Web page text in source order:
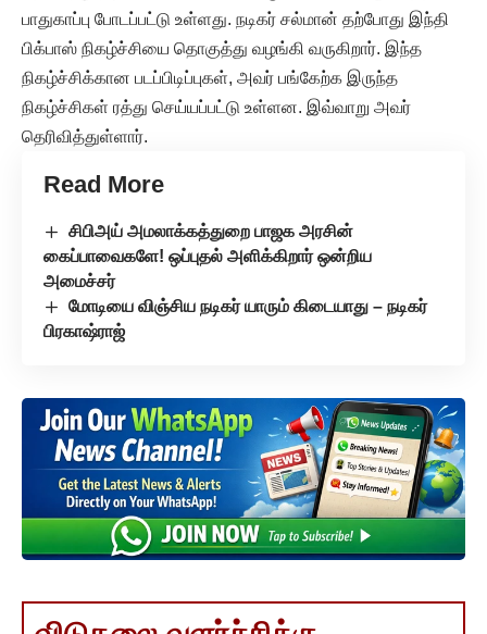
பாதுகாப்பு போடப்பட்டு உள்ளது. நடிகர் சல்மான் தற்போது இந்தி
பிக்பாஸ் நிகழ்ச்சியை தொகுத்து வழங்கி வருகிறார். இந்த
நிகழ்ச்சிக்கான படப்பிடிப்புகள், அவர் பங்கேற்க இருந்த
நிகழ்ச்சிகள் ரத்து செய்யப்பட்டு உள்ளன. இவ்வாறு அவர்
தெரிவித்துள்ளார்.
Read More
சிபிஅய் அமலாக்கத்துறை பாஜக அரசின்
கைப்பாவைகளே! ஒப்புதல் அளிக்கிறார் ஒன்றிய
அமைச்சர்
மோடியை விஞ்சிய நடிகர் யாரும் கிடையாது – நடிகர்
பிரகாஷ்ராஜ்